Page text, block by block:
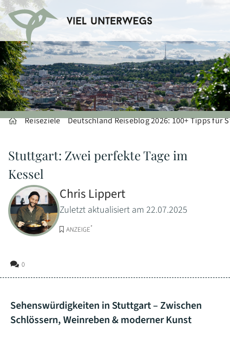
Reiseziele Deutschland Reiseblog 2026: 100+ Tipps für
Stuttgart: Zwei perfekte Tage im
Kessel
Chris Lippert
Zuletzt aktualisiert am 22.07.2025
ANZEIGE*
0
Sehenswürdigkeiten in Stuttgart – Zwischen
Schlössern, Weinreben & moderner Kunst